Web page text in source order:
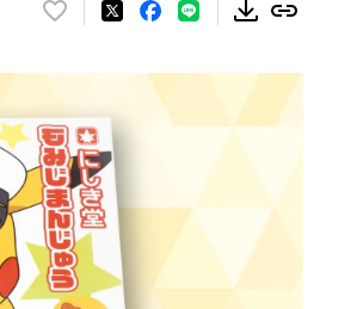
い
ね
数
を
読
み
込
み
中
で